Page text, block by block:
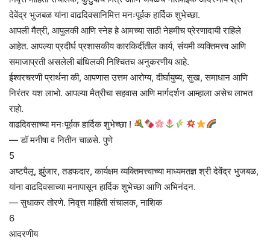
देवेंद्र भुजबळ यांना वाढदिवसानिमित्त मनःपूर्वक हार्दिक शुभेच्छा.
आपली मैत्री, आपुलकी आणि स्नेह हे आमच्या साठी नेहमीच प्रेरणादायी राहिले
आहेत. आपल्या प्रदीर्घ प्रशासकीय कारकिर्दीतील कार्य, संयमी व्यक्तिमत्त्व आणि
समाजाप्रती असलेली बांधिलकी निश्चितच अनुकरणीय आहे.
ईश्वरचरणी प्रार्थना की, आपणास उत्तम आरोग्य, दीर्घायुष्य, सुख, समाधान आणि
निरंतर यश लाभो. आपल्या मैत्रीचा सहवास आणि मार्गदर्शन आम्हाला असेच लाभत
राहो.
वाढदिवसाच्या मनःपूर्वक हार्दिक शुभेच्छा !
— डॉ मनीषा व नितीन चाळसे. पुणे
5
अष्टपैलू, झुंजार, तडफदार, कार्यक्षम व्यक्तिमत्त्वाच्या माध्यमतज्ञ श्री देवेंद्र भुजबळ,
यांना वाढदिवसाच्या मनापासून हार्दिक शुभेच्छा आणि अभिनंदन.
— सुधाकर तोरणे. निवृत्त माहिती संचालक, नाशिक
6
आदरणीय